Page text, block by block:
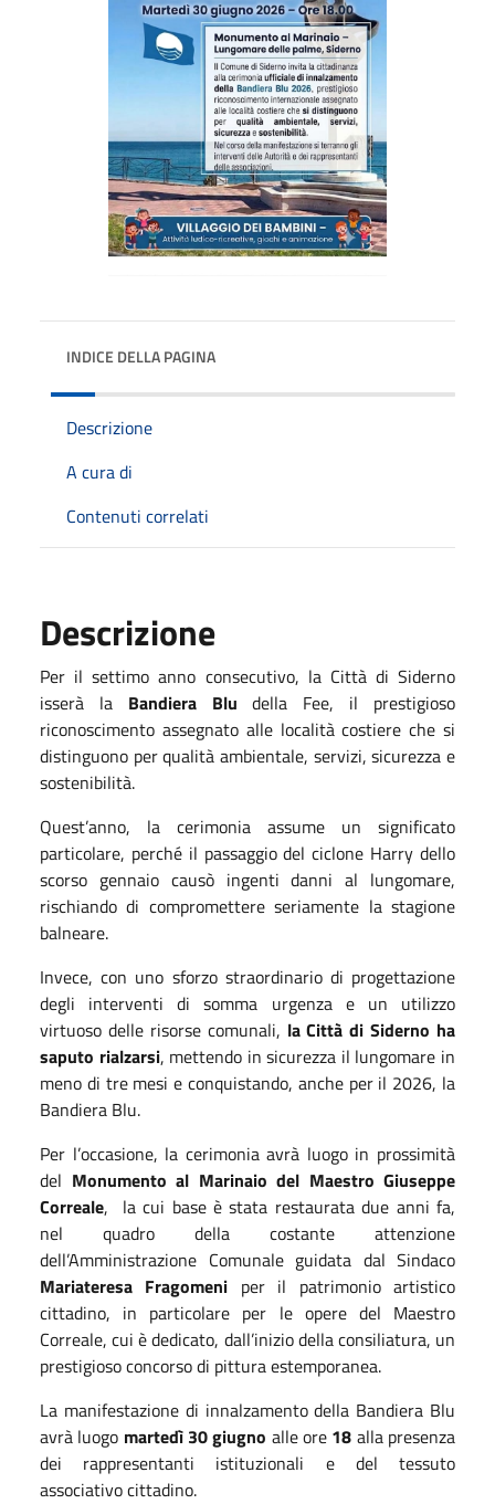
INDICE DELLA PAGINA
Descrizione
A cura di
Contenuti correlati
Descrizione
Per il settimo anno consecutivo, la Città di Siderno
isserà la Bandiera Blu della Fee, il prestigioso
riconoscimento assegnato alle località costiere che si
distinguono per qualità ambientale, servizi, sicurezza e
sostenibilità.
Quest’anno, la cerimonia assume un significato
particolare, perché il passaggio del ciclone Harry dello
scorso gennaio causò ingenti danni al lungomare,
rischiando di compromettere seriamente la stagione
balneare.
Invece, con uno sforzo straordinario di progettazione
degli interventi di somma urgenza e un utilizzo
virtuoso delle risorse comunali, la Città di Siderno ha
saputo rialzarsi, mettendo in sicurezza il lungomare in
meno di tre mesi e conquistando, anche per il 2026, la
Bandiera Blu.
Per l’occasione, la cerimonia avrà luogo in prossimità
del Monumento al Marinaio del Maestro Giuseppe
Correale,
la cui base è stata restaurata due anni fa,
nel quadro della costante attenzione
dell’Amministrazione Comunale guidata dal Sindaco
Mariateresa Fragomeni per il patrimonio artistico
cittadino, in particolare per le opere del Maestro
Correale, cui è dedicato, dall’inizio della consiliatura, un
prestigioso concorso di pittura estemporanea.
La manifestazione di innalzamento della Bandiera Blu
avrà luogo martedì 30 giugno alle ore 18 alla presenza
dei rappresentanti istituzionali e del tessuto
associativo cittadino.